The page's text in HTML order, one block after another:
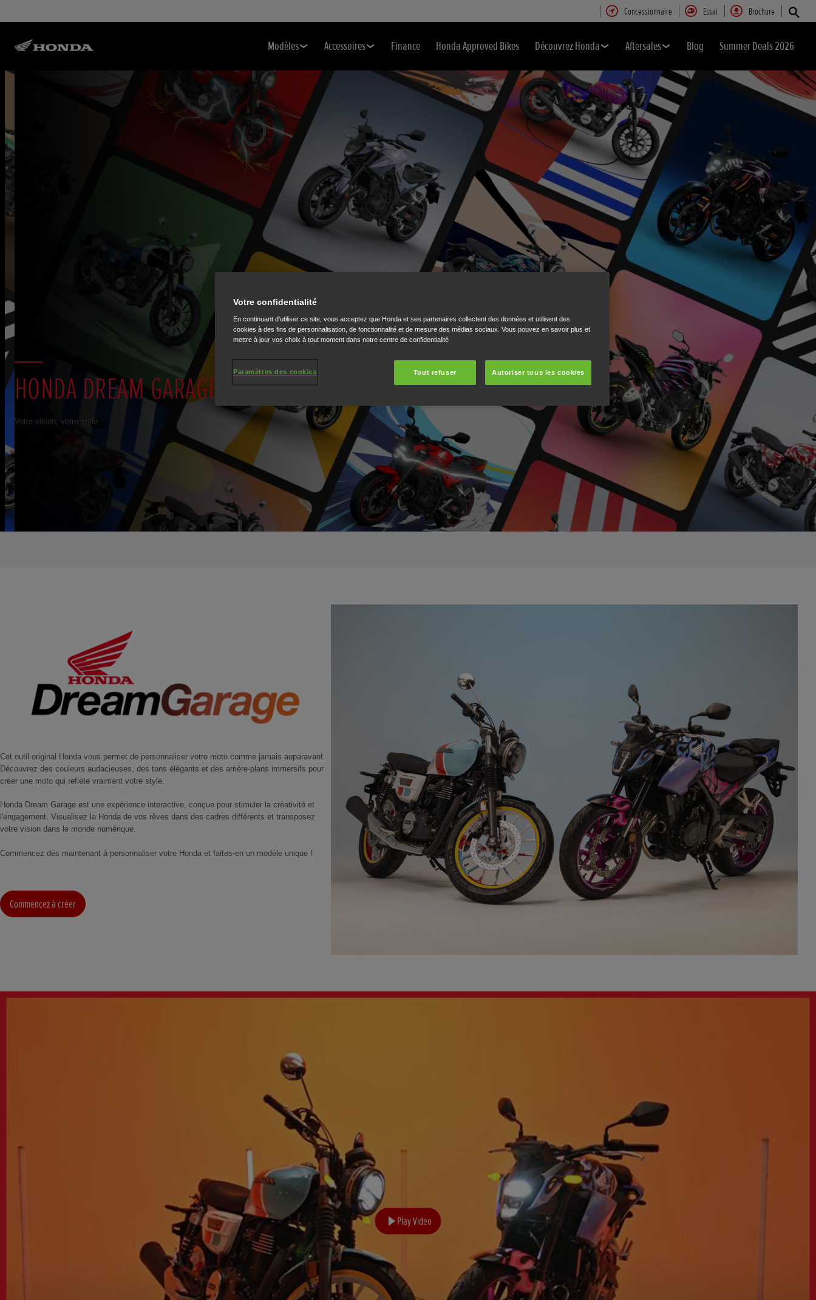
Concessionnaire Essai Brochure
Modèles Accessoires Finance Honda Approved Bikes Découvrez Honda Aftersales Blog Summer Deals 2026
HONDA DREAM GARAGE
Votre vision, votre style
Cet outil original Honda vous permet de personnaliser votre moto comme jamais auparavant.
Découvrez des couleurs audacieuses, des tons élégants et des arrière-plans immersifs pour
créer une moto qui reflète vraiment votre style.
Honda Dream Garage est une expérience interactive, conçue pour stimuler la créativité et
l'engagement. Visualisez la Honda de vos rêves dans des cadres différents et transposez
votre vision dans le monde numérique.
Commencez dès maintenant à personnaliser votre Honda et faites-en un modèle unique !
Commencez à créer
Play Video
Votre confidentialité
En continuant d'utiliser ce site, vous acceptez que Honda et ses partenaires collectent des données et utilisent des
cookies à des fins de personnalisation, de fonctionnalité et de mesure des médias sociaux. Vous pouvez en savoir plus et
mettre à jour vos choix à tout moment dans notre centre de confidentialité
Tout refuser Autoriser tous les cookies
Paramètres des cookies